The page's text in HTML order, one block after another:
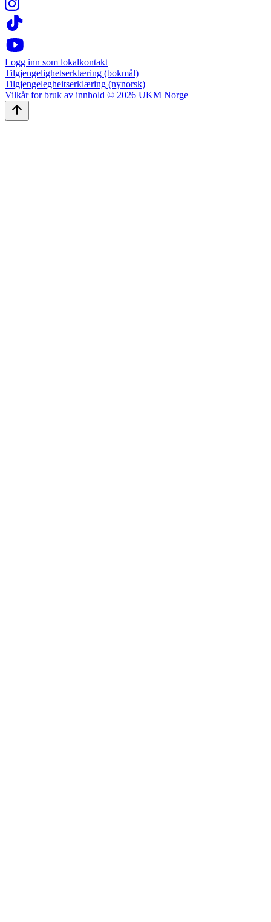
Logg inn som lokalkontakt
Tilgjengelighetserklæring (bokmål)
Tilgjengelegheitserklæring (nynorsk)
Vilkår for bruk av innhold © 2026 UKM Norge